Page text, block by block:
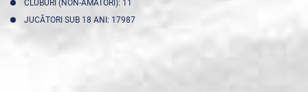
CLUBURI (NON-AMATORI): 11
JUCĂTORI SUB 18 ANI: 17987